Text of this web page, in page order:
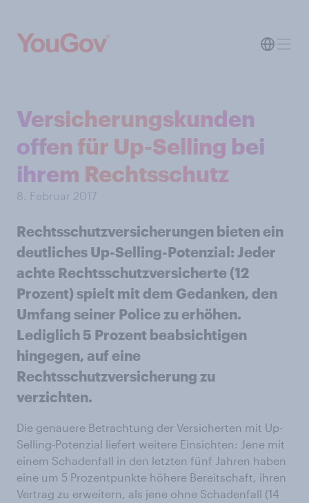
Versicherungskunden
offen für Up-Selling bei
ihrem Rechtsschutz
8. Februar 2017
Rechtsschutzversicherungen bieten ein
deutliches Up-Selling-Potenzial: Jeder
achte Rechtsschutzversicherte (12
Prozent) spielt mit dem Gedanken, den
Umfang seiner Police zu erhöhen.
Lediglich 5 Prozent beabsichtigen
hingegen, auf eine
Rechtsschutzversicherung zu
verzichten.
Die genauere Betrachtung der Versicherten mit Up-
Selling-Potenzial liefert weitere Einsichten: Jene mit
einem Schadenfall in den letzten fünf Jahren haben
eine um 5 Prozentpunkte höhere Bereitschaft, ihren
Vertrag zu erweitern, als jene ohne Schadenfall (14